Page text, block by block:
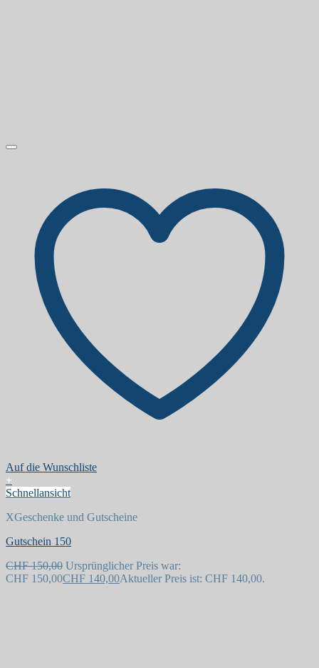
Auf die Wunschliste
+
Schnellansicht
XGeschenke und Gutscheine
Gutschein 150
CHF150,00 Ursprünglicher Preis war:
CHF 150,00CHF 140,00Aktueller Preis ist: CHF 140,00.